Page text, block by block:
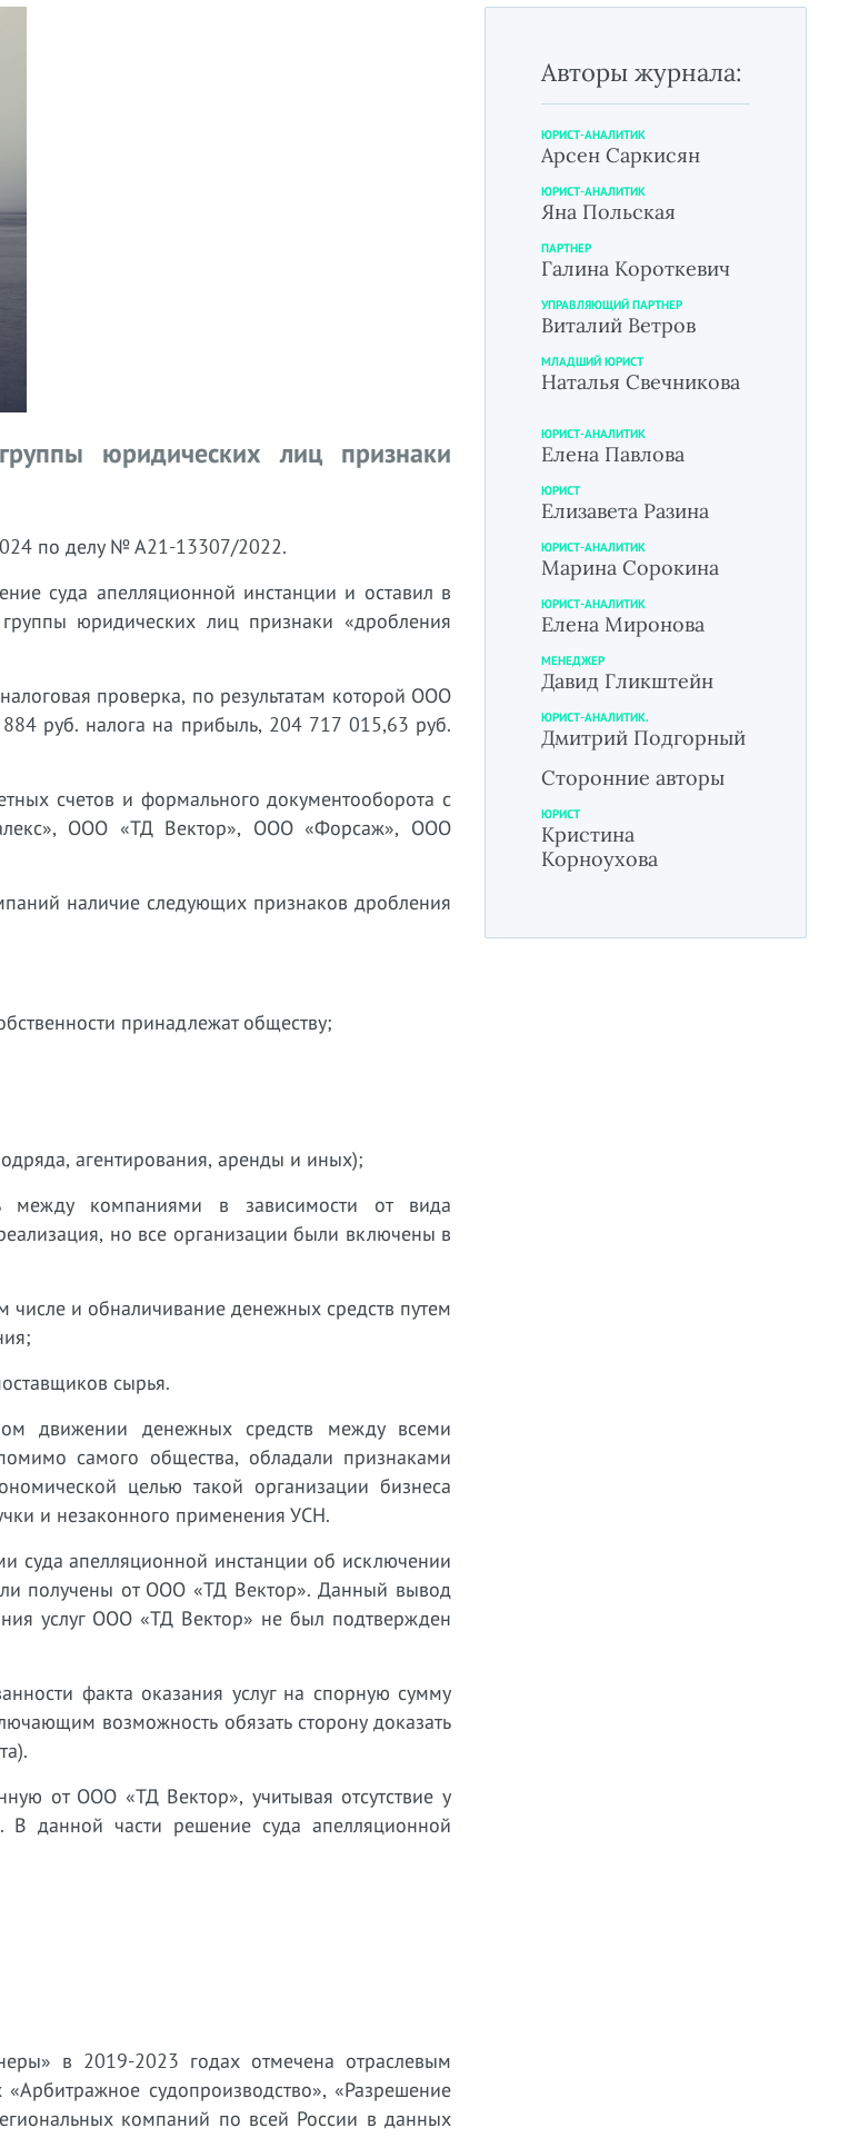
юридических лиц признаки
по делу № А21-13307/2022.
суда апелляционной инстанции и оставил в
юридических лиц признаки «дробления
проверка, по результатам которой ООО
руб. налога на прибыль, 204 717 015,63 руб.
счетов и формального документооборота с
ООО «ТД Вектор», ООО «Форсаж», ООО
наличие следующих признаков дробления
принадлежат обществу;
агентирования, аренды и иных);
между компаниями в зависимости от вида
но все организации были включены в
и обналичивание денежных средств путем
сырья.
движении денежных средств между всеми
самого общества, обладали признаками
целью такой организации бизнеса
и незаконного применения УСН.
суда апелляционной инстанции об исключении
получены от ООО «ТД Вектор». Данный вывод
услуг ООО «ТД Вектор» не был подтвержден
факта оказания услуг на спорную сумму
возможность обязать сторону доказать
от ООО «ТД Вектор», учитывая отсутствие у
данной части решение суда апелляционной
в 2019-2023 годах отмечена отраслевым
судопроизводство», «Разрешение
компаний по всей России в данных
Авторы журнала:
ЮРИСТ-АНАЛИТИК
Арсен Саркисян
ЮРИСТ-АНАЛИТИК
Яна Польская
ПАРТНЕР
Галина Короткевич
УПРАВЛЯЮЩИЙ ПАРТНЕР
Виталий Ветров
МЛАДШИЙ ЮРИСТ
Наталья Свечникова
ЮРИСТ-АНАЛИТИК
Елена Павлова
ЮРИСТ
Елизавета Разина
ЮРИСТ-АНАЛИТИК
Марина Сорокина
ЮРИСТ-АНАЛИТИК
Елена Миронова
МЕНЕДЖЕР
Давид Гликштейн
ЮРИСТ-АНАЛИТИК.
Дмитрий Подгорный
Сторонние авторы
ЮРИСТ
Кристина
Корноухова